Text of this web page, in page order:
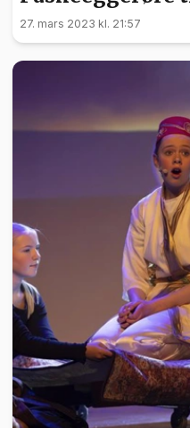
27. mars 2023 kl. 21:57